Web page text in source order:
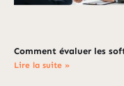
Comment évaluer les
Lire la suite »